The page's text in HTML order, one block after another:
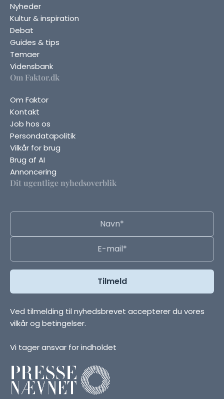
Nyheder
Kultur & inspiration
Debat
Guides & tips
Temaer
Vidensbank
Om Faktor.dk
Om Faktor
Kontakt
Job hos os
Persondatapolitik
Vilkår for brug
Brug af AI
Annoncering
Dit ugentlige nyhedsoverblik
Ved tilmelding til nyhedsbrevet accepterer du vores
vilkår og betingelser.
Vi tager ansvar for indholdet